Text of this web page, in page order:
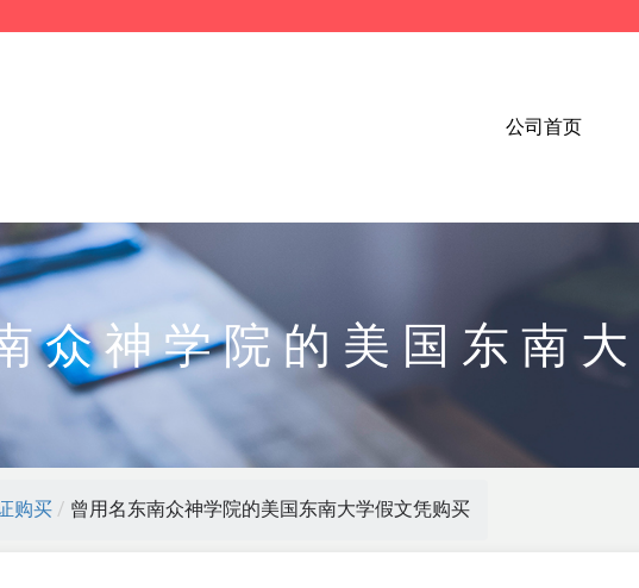
公司首页
众神学院的美国东南
购买 / 曾用名东南众神学院的美国东南大学假文凭购买